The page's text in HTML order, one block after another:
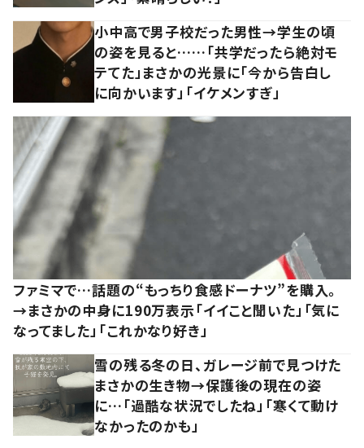
小中高で男子校だった男性→学生の頃
の姿を見ると……「共学だったら絶対モ
テてた」まさかの光景に「今から告白し
に向かいます」「イケメンすぎ」
ファミマで…話題の“もっちり食感ドーナツ”を購入。
→まさかの中身に190万表示「イイこと聞いた」「気に
なってました」「これかなり好き」
雪の残る冬の日、ガレージ前で見つけた
まさかの生き物→保護後の現在の姿
に…「過酷な状況でしたね」「寒くて動け
なかったのかも」